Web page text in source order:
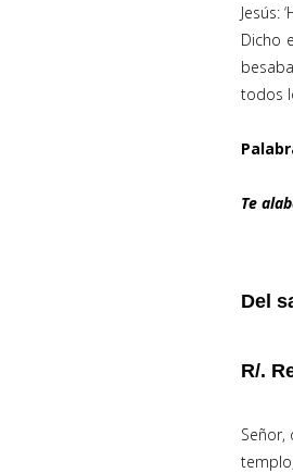
Jesús:
Dicho
todos
Te
Del
R/.